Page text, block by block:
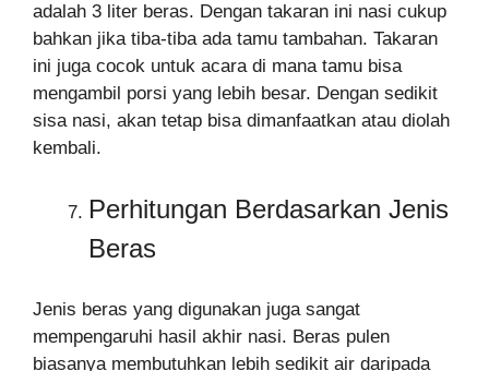
adalah 3 liter beras. Dengan takaran ini nasi cukup
bahkan jika tiba-tiba ada tamu tambahan. Takaran
ini juga cocok untuk acara di mana tamu bisa
mengambil porsi yang lebih besar. Dengan sedikit
sisa nasi, akan tetap bisa dimanfaatkan atau diolah
kembali.
Perhitungan Berdasarkan Jenis
Beras
Jenis beras yang digunakan juga sangat
mempengaruhi hasil akhir nasi. Beras pulen
biasanya membutuhkan lebih sedikit air daripada